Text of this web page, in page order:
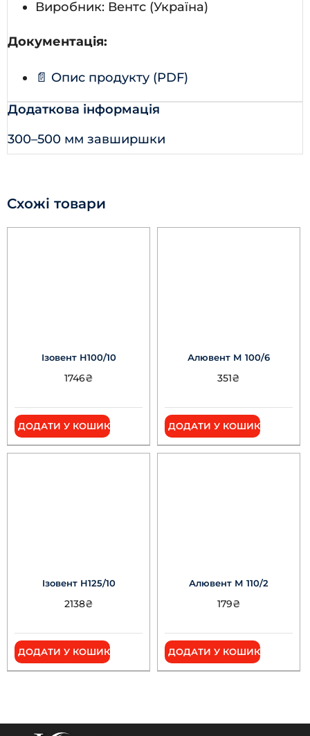
Виробник: Вентс (Україна)
Документація:
📄 Опис продукту (PDF)
Додаткова інформація
300–500 мм завширшки
Схожі товари
Ізовент Н100/10
1746₴
ДОДАТИ У КОШИК
Алювент М 100/6
351₴
ДОДАТИ У КОШИК
Ізовент Н125/10
2138₴
ДОДАТИ У КОШИК
Алювент М 110/2
179₴
ДОДАТИ У КОШИК